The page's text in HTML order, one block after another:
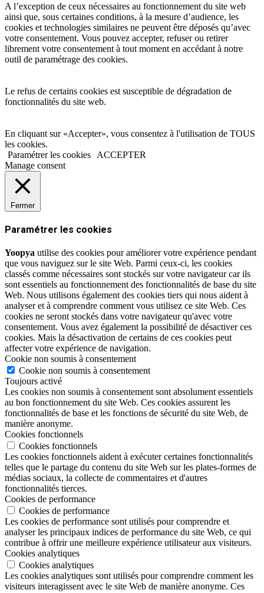
A l’exception de ceux nécessaires au fonctionnement du site web
ainsi que, sous certaines conditions, à la mesure d’audience, les
cookies et technologies similaires ne peuvent être déposés qu’avec
votre consentement. Vous pouvez accepter, refuser ou retirer
librement votre consentement à tout moment en accédant à notre
outil de paramétrage des cookies.
Le refus de certains cookies est susceptible de dégradation de
fonctionnalités du site web.
En cliquant sur «Accepter», vous consentez à l'utilisation de TOUS
les cookies.
Paramétrer les cookies
ACCEPTER
Manage consent
Fermer
Paramétrer les cookies
Yoopya utilise des cookies pour améliorer votre expérience pendant
que vous naviguez sur le site Web. Parmi ceux-ci, les cookies
classés comme nécessaires sont stockés sur votre navigateur car ils
sont essentiels au fonctionnement des fonctionnalités de base du site
Web. Nous utilisons également des cookies tiers qui nous aident à
analyser et à comprendre comment vous utilisez ce site Web. Ces
cookies ne seront stockés dans votre navigateur qu'avec votre
consentement. Vous avez également la possibilité de désactiver ces
cookies. Mais la désactivation de certains de ces cookies peut
affecter votre expérience de navigation.
Cookie non soumis à consentement
Cookie non soumis à consentement
Toujours activé
Les cookies non soumis à consentement sont absolument essentiels
au bon fonctionnement du site Web. Ces cookies assurent les
fonctionnalités de base et les fonctions de sécurité du site Web, de
manière anonyme.
Cookies fonctionnels
Cookies fonctionnels
Les cookies fonctionnels aident à exécuter certaines fonctionnalités
telles que le partage du contenu du site Web sur les plates-formes de
médias sociaux, la collecte de commentaires et d'autres
fonctionnalités tierces.
Cookies de performance
Cookies de performance
Les cookies de performance sont utilisés pour comprendre et
analyser les principaux indices de performance du site Web, ce qui
contribue à offrir une meilleure expérience utilisateur aux visiteurs.
Cookies analytiques
Cookies analytiques
Les cookies analytiques sont utilisés pour comprendre comment les
visiteurs interagissent avec le site Web de manière anonyme. Ces